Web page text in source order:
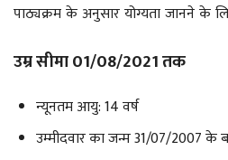
पाठ्यक्रम के अनुसार योग्यता जानने के
उम्र सीमा 01/08/2021 तक
न्यूनतम आयु: 14 वर्ष
उम्मीदवार का जन्म 31/07/2007 के